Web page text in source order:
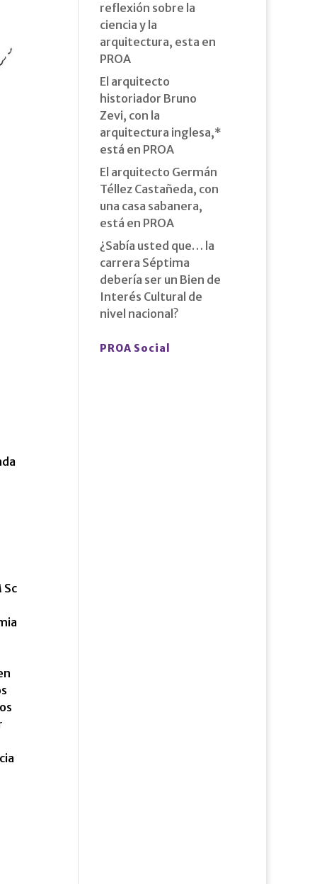
Sc
reflexión sobre la
ciencia y la
arquitectura, esta en
PROA
El arquitecto
historiador Bruno
Zevi, con la
arquitectura inglesa,*
está en PROA
El arquitecto Germán
Téllez Castañeda, con
una casa sabanera,
está en PROA
¿Sabía usted que… la
carrera Séptima
debería ser un Bien de
Interés Cultural de
nivel nacional?
PROA Social